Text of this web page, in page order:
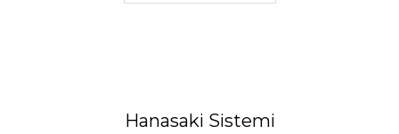
Hanasaki Sistemi